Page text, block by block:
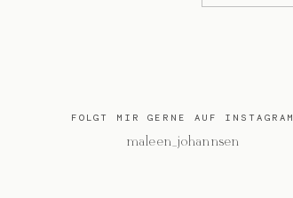
FOLGT MIR GERNE AUF INSTAGRAM
@maleen_johannsen